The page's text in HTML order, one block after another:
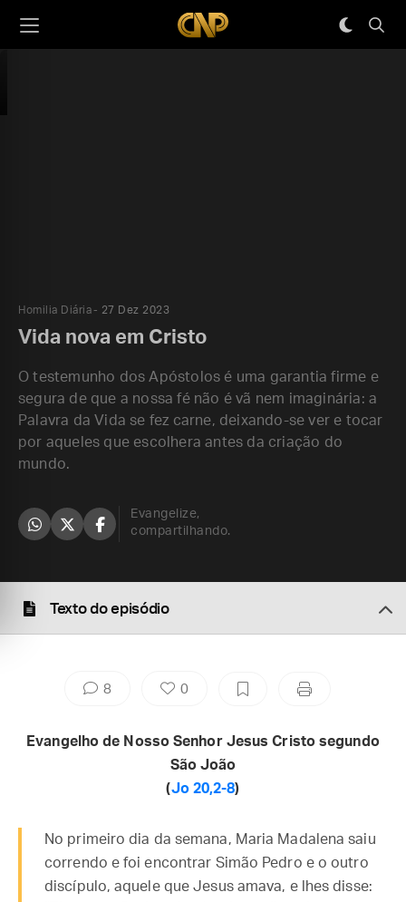
Homilia Diária 27 Dez 2023
Vida nova em Cristo
O testemunho dos Apóstolos é uma garantia firme e
segura de que a nossa fé não é vã nem imaginária: a
Palavra da Vida se fez carne, deixando-se ver e tocar
por aqueles que escolhera antes da criação do
mundo.
Evangelize,
compartilhando.
Texto do episódio
8 0
Evangelho de Nosso Senhor Jesus Cristo segundo
São João
(Jo 20,2-8)
No primeiro dia da semana, Maria Madalena saiu
correndo e foi encontrar Simão Pedro e o outro
discípulo, aquele que Jesus amava, e lhes disse: